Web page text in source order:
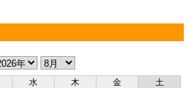
水 木 金
土